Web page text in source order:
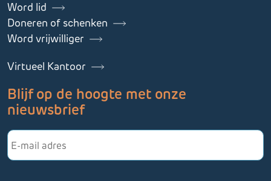
Word lid
Doneren of schenken
Word vrijwilliger
Virtueel Kantoor
Blijf op de hoogte met onze
nieuwsbrief
E-
mailadres